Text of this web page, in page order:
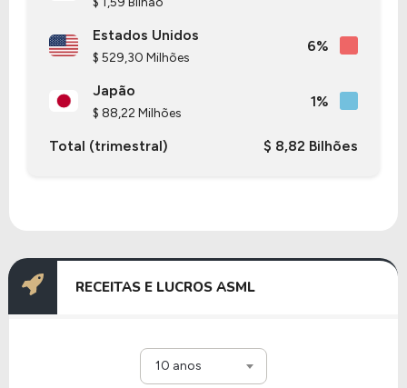
possui um P/L de 51,25, um P/VP de 25,21 e nos
últimos 12 meses o dividend yeld da ASML ficou
em 0,50%.
A Empresa é negociada no Brasil através do BDR
, ou pode ser adquirida no exterior através
do tickerASML.
Estados Unidos
$ 529,30 Milhões
6%
Japão
$ 88,22 Milhões
1%
Total (trimestral) $ 8,82 Bilhões
RECEITAS E LUCROS ASML
10 anos